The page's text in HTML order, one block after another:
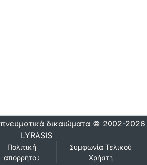
πνευματικά δικαιώματα © 2002-2026
LYRASIS
Πολιτική
απορρήτου
Συμφωνία Τελικού
Χρήστη